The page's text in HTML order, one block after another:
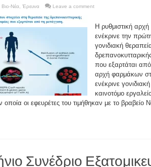
Βιο-Νέα Έρευνα Leave a comment
Η ρυθμιστική
ενέκρινε την
γονιδιακή
που εξαρτάται
αρχή φαρμάκων
ενέκρινε
καινοτόμο
οι εφευρέτες του τιμήθηκαν με το βραβείο
Συνέδριο